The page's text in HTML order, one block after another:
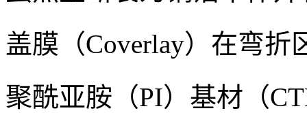
盖膜（Coverlay）在弯折
聚酰亚胺（PI）基材（